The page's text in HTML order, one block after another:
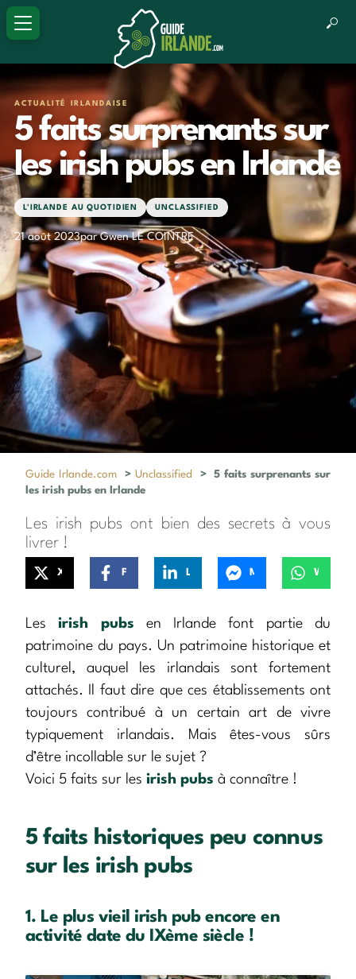
ACTUALITÉ IRLANDAISE
5 faits surprenants sur
les irish pubs en Irlande
L'IRLANDE AU QUOTIDIEN UNCLASSIFIED
21 août 2023par Gwen LE COINTRE
Guide Irlande.com > Unclassified >
5 faits surprenants sur
les irish pubs en Irlande
Les irish pubs ont bien des secrets à vous
livrer !
Lesirish pubs en Irlande font partie du
patrimoine du pays. Un patrimoine historique et
culturel, auquel les irlandais sont fortement
attachés. Il faut dire que ces établissements ont
toujours contribué à un certain art de vivre
typiquement irlandais. Mais êtes-vous sûrs
d’être incollable sur le sujet ?
Voici 5 faits sur les irish pubs à connaître !
5 faits historiques peu connus
sur les irish pubs
1. Le plus vieil irish pub encore en
activité date du IXème siècle !